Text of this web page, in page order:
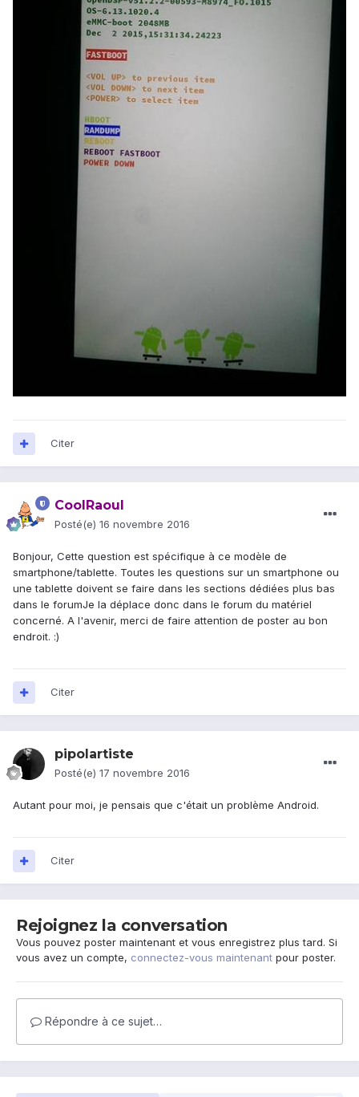
Citer
CoolRaoul
Posté(e) 16 novembre 2016
Bonjour, Cette question est spécifique à ce modèle de
smartphone/tablette. Toutes les questions sur un smartphone ou
une tablette doivent se faire dans les sections dédiées plus bas
dans le forumJe la déplace donc dans le forum du matériel
concerné. A l'avenir, merci de faire attention de poster au bon
endroit. :)
Citer
pipolartiste
Posté(e) 17 novembre 2016
Autant pour moi, je pensais que c'était un problème Android.
Citer
Rejoignez la conversation
Vous pouvez poster maintenant et vous enregistrez plus tard. Si
vous avez un compte, connectez-vous maintenant pour poster.
Répondre à ce sujet…